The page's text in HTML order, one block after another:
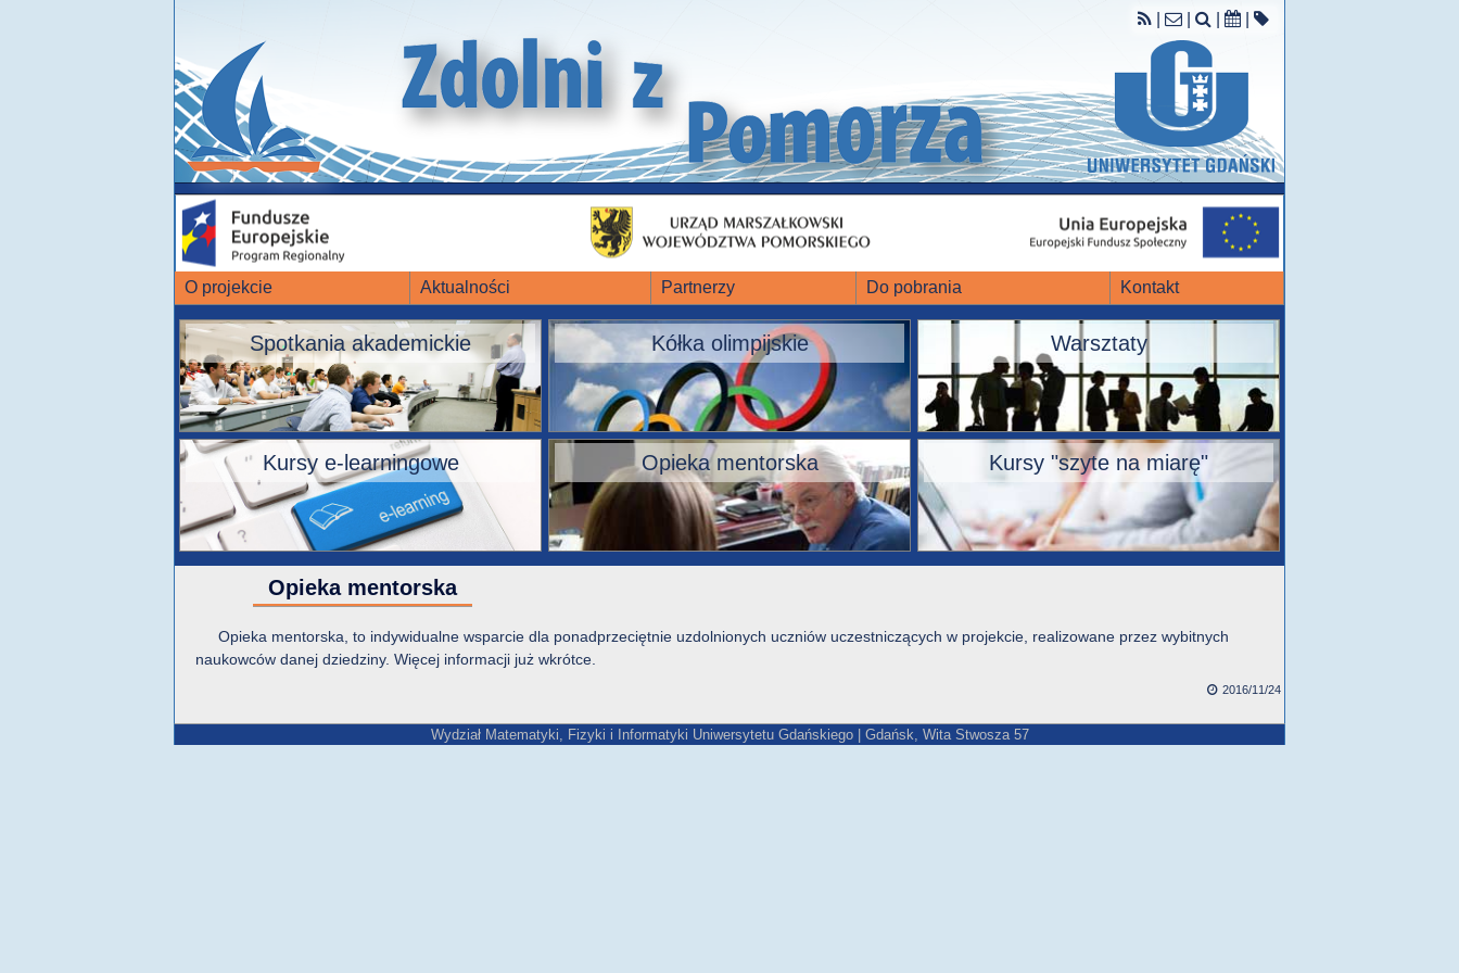
O projekcie Aktualności Partnerzy Do pobrania Kontakt
Spotkania akademickie Kółka olimpijskie Warsztaty
Kursy e-learningowe Opieka mentorska Kursy "szyte na miarę"
Opieka mentorska
Opieka mentorska, to indywidualne wsparcie dla ponadprzeciętnie uzdolnionych uczniów uczestniczących w projekcie, realizowane przez wybitnych
naukowców danej dziedziny. Więcej informacji już wkrótce.
2016/11/24
Wydział Matematyki, Fizyki i Informatyki Uniwersytetu Gdańskiego | Gdańsk, Wita Stwosza 57